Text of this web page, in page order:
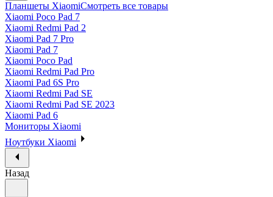
Планшеты XiaomiСмотреть все товары
Xiaomi Poco Pad 7
Xiaomi Redmi Pad 2
Xiaomi Pad 7 Pro
Xiaomi Pad 7
Xiaomi Poco Pad
Xiaomi Redmi Pad Pro
Xiaomi Pad 6S Pro
Xiaomi Redmi Pad SE
Xiaomi Redmi Pad SE 2023
Xiaomi Pad 6
Мониторы Xiaomi
Ноутбуки Xiaomi
Назад